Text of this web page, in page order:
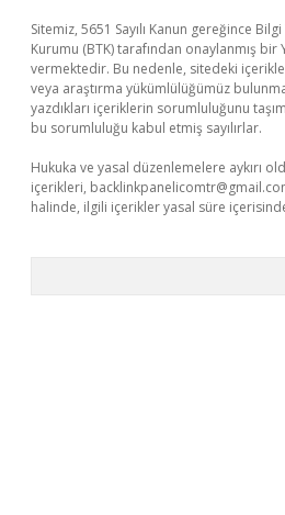
Sitemiz, 5651 Sayılı Kanun gereğince
Kurumu (BTK) tarafından onaylanmış bir
vermektedir. Bu nedenle, sitedeki
veya araştırma yükümlülüğümüz
yazdıkları içeriklerin sorumluluğunu
bu sorumluluğu kabul etmiş sayılırlar.
Hukuka ve yasal düzenlemelere aykırı
içerikleri,
halinde, ilgili içerikler yasal süre